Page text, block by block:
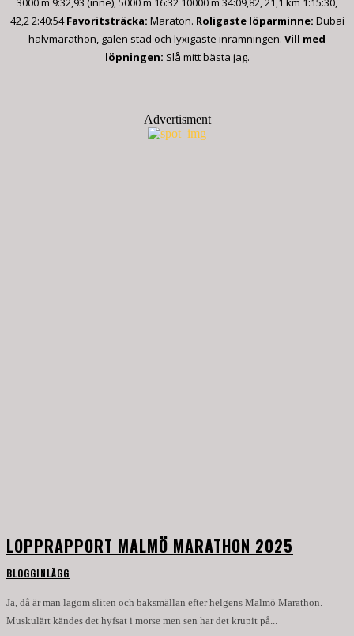
42,2 2:40:54Favoritsträcka: Maraton. Roligaste löparminne: Dubai
halvmarathon, galen stad och lyxigaste inramningen. Vill med
löpningen: Slå mitt bästa jag.
Advertisment
LOPPRAPPORT MALMÖ MARATHON 2025
BLOGGINLÄGG
Ja, då är man lagom sliten och baksmällan efter helgens Malmö Marathon.
Muskulärt kändes det hyfsat i morse men sen har det krupit på...